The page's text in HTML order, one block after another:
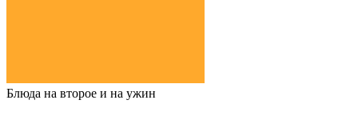
Блюда на второе и на ужин